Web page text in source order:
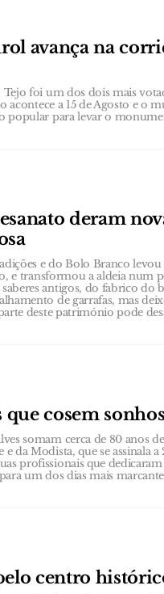
avança na
foi um dos dois mais
acontece a 15 de Agosto e o
popular para levar o
deram
e do Bolo Branco levou
e transformou a aldeia num
antigos, do fabrico do
de garrafas, mas
deste património pode
que cosem
somam cerca de 80 anos
da Modista, que se assinala
profissionais que
um dos dias mais
centro